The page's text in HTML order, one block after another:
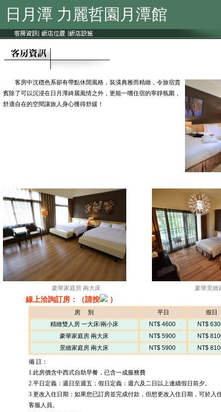
客房中沈穩色系卻有帶點休閒風格，裝潢典雅而精緻，令旅宿貴
賓除了可以沉浸在日月潭綺麗風情之外，更能一嚐住宿的寧靜氛圍，
舒適自在的空間讓旅人身心獲得舒緩！
豪華家庭房 兩大床 豪華景緻
線上洽詢訂房：（請按 ）
房 別 平日
假日
精緻雙人房 一大床/兩小床
NT$ 4600
NT$
豪華家庭房 兩大床
NT$ 5900
NT$
景緻家庭房 兩大床
NT$ 5900
NT$
備 註：
1.此房價含中西式自助早餐，已含一成服務費
2.平日定義：週日至週五；假日定義：週六及二日以上連續假日前夕。
3.更改入住日期：如果您已訂房並完成付款，但想更改入住日期，可於入
客服人員。
日月潭 力麗哲園月潭館